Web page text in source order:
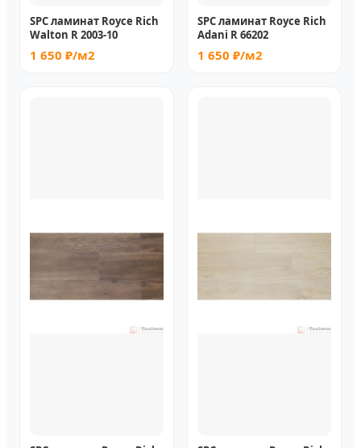
SPC ламинат Royce Rich
Walton R 2003-10
1 650 ₽/м2
SPC ламинат Royce Rich
Adani R 66202
1 650 ₽/м2